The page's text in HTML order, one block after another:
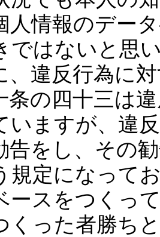
人情報のデー
ではないと思
違反行為に
の四十三は
いますが、違
告をし、その
規定になって
ースをつくっ
くった者勝ち